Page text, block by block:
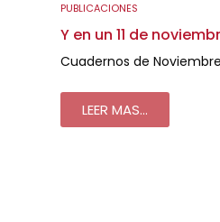
PUBLICACIONES
Y en un 11 de
Cuadernos de
LEER MAS...